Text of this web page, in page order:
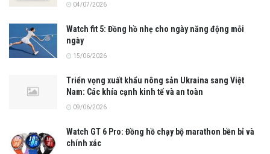
04/07/2026
Watch fit 5: Đồng hồ nhẹ cho ngày năng động mỗi
ngày
15/06/2026
Triển vọng xuất khẩu nông sản Ukraina sang Việt
Nam: Các khía cạnh kinh tế và an toàn
09/06/2026
Watch GT 6 Pro: Đồng hồ chạy bộ marathon bền bỉ và
chính xác